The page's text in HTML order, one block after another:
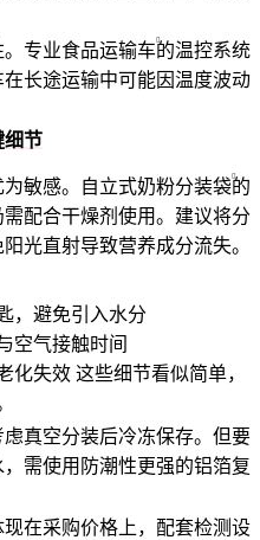
专业食品运输车的温控系统
长途运输中可能因温度波动
细节
敏感。 自立式奶粉分装袋的
配合干燥剂使用。建议将分
光直射导致营养成分流失。
，避免引入水分
空气接触时间
化失效 这些细节看似简单，
真空分装后冷冻保存。但要
需使用防潮性更强的铝箔复
在采购价格上，配套检测设